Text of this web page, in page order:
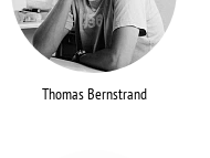
Thomas Bernstrand